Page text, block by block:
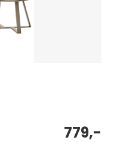
779,-